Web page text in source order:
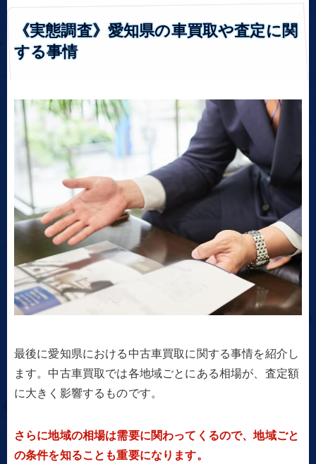
《実態調査》愛知県の車買取や査定に関
する事情
最後に愛知県における中古車買取に関する事情を紹介し
ます。中古車買取では各地域ごとにある相場が、査定額
に大きく影響するものです。
さらに地域の相場は需要に関わってくるので、地域ごと
の条件を知ることも重要になります。